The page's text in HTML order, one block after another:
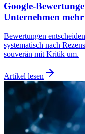
Google-
Unternehmen mehr
Bewertungen
systematisch nach
souverän mit Kritik um.
Artikel lesen